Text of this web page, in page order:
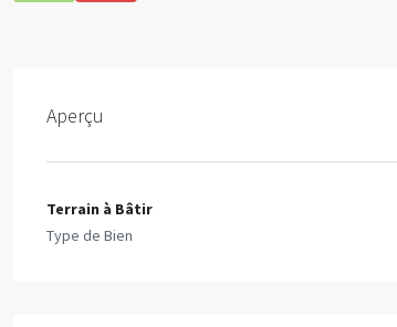
Aperçu
Terrain à Bâtir
Type de Bien